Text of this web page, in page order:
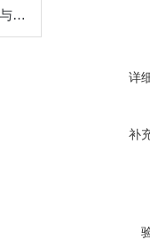
液压支架立柱防尘罩结构设计与密封防护原理
详
补